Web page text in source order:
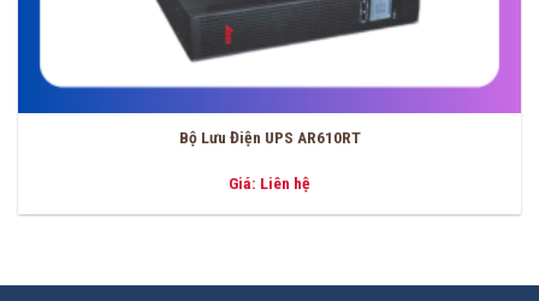
Bộ Lưu Điện UPS AR610RT
Giá: Liên hệ